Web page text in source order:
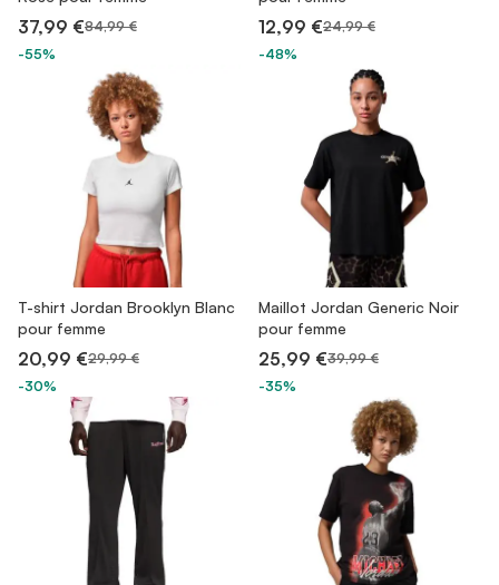
37,99 €84,99 €
-55%
12,99 €24,99 €
-48%
T-shirt Jordan Brooklyn Blanc
pour femme
20,99 €29,99 €
-30%
Maillot Jordan Generic Noir
pour femme
25,99 €39,99 €
-35%